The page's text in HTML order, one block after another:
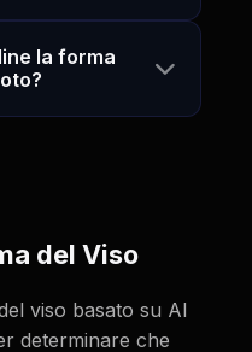
la forma
del Viso
viso basato su AI
determinare che